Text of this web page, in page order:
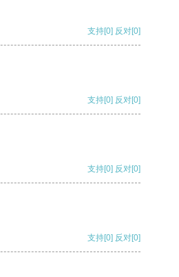
支持[0] 反对[0]
支持[0] 反对[0]
支持[0] 反对[0]
支持[0] 反对[0]